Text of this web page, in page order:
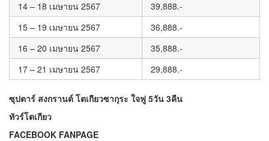
14 – 18 เมษายน 2567
39,888.-
15 – 19 เมษายน 2567
36,888.-
16 – 20 เมษายน 2567
35,888.-
17 – 21 เมษายน 2567
29,888.-
ซุปตาร์ สงกรานต์ โตเกียวซากุระ ใจฟู 5วัน 3คืน
ทัวร์โตเกียว
FACEBOOK FANPAGE